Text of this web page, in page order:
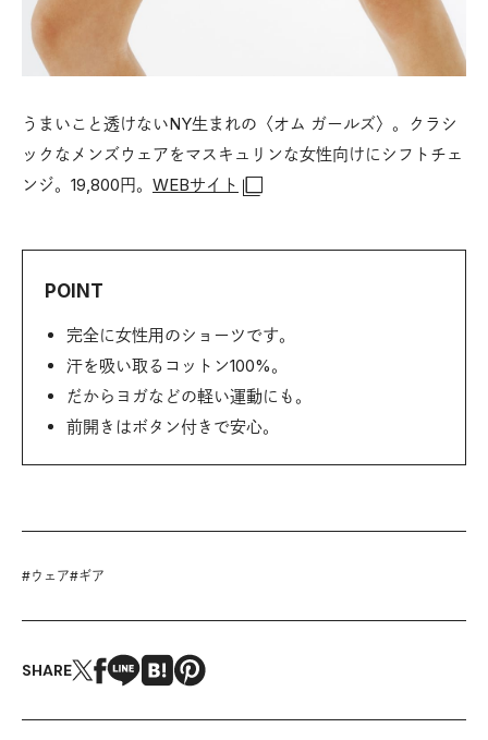
うまいこと透けないNY生まれの〈オム ガールズ〉。クラシ
ックなメンズウェアをマスキュリンな女性向けにシフトチェ
ンジ。19,800円。 WEBサイト
POINT
完全に女性用のショーツです。
汗を吸い取るコットン100%。
だからヨガなどの軽い運動にも。
前開きはボタン付きで安心。
#ウェア#ギア
SHARE